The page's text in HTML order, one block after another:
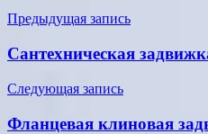
Навигация
по
Предыдущая запись
Сантехническая
Следующая запись
Фланцевая клиновая